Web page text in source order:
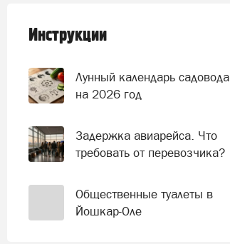
Инструкции
Лунный календарь садовода
на 2026 год
Задержка авиарейса. Что
требовать от перевозчика?
Общественные туалеты в
Йошкар-Оле